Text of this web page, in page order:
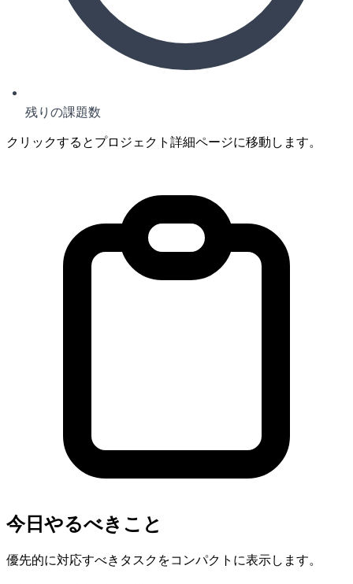
残りの課題数
クリックするとプロジェクト詳細ページに移動します。
今日やるべきこと
優先的に対応すべきタスクをコンパクトに表示します。